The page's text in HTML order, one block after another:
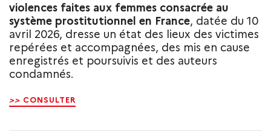
violences faites aux femmes consacrée au
système prostitutionnel en France, datée du 10
avril 2026, dresse un état des lieux des victimes
repérées et accompagnées, des mis en cause
enregistrés et poursuivis et des auteurs
condamnés.
>> CONSULTER